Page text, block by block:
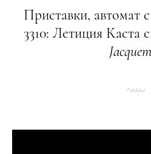
Приставки, автомат
3310: Летиция Каста